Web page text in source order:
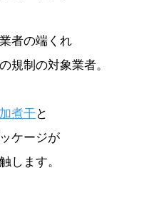
者の端くれ
規制の対象業者。
煮干と
ケージが
します。